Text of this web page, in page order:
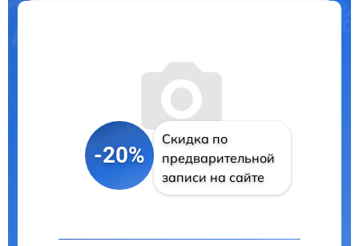
-20%
Скидка по
предварительной
записи на сайте